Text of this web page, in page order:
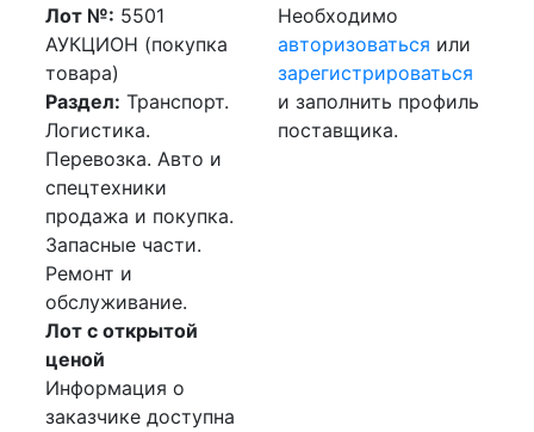
Лот №: 5501
АУКЦИОН (покупка
товара)
Раздел: Транспорт.
Логистика.
Перевозка. Авто и
спецтехники
продажа и покупка.
Запасные части.
Ремонт и
обслуживание.
Лот с открытой
ценой
Информация о
заказчике доступна
Необходимо
авторизоваться или
зарегистрироваться
и заполнить профиль
поставщика.